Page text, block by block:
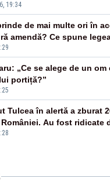
19:34
de mai multe ori în
amendă? Ce spune
„Ce se alege de un om
portiță?”
Tulcea în alertă a zburat
Au fost ridicate